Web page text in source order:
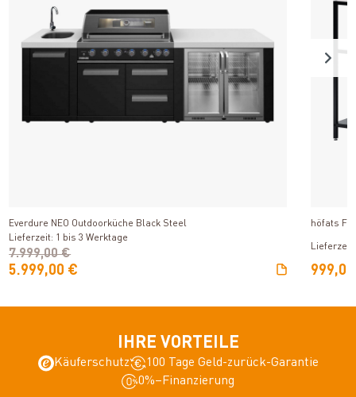
Everdure NEO Outdoorküche Black Steel
Lieferzeit: 1 bis 3 Werktage
5.999,00 €
7.999,00 €
höfats
IHRE VORTEILE
Käuferschutz
100 Tage Geld-zurück-Garantie
0%–Finanzierung